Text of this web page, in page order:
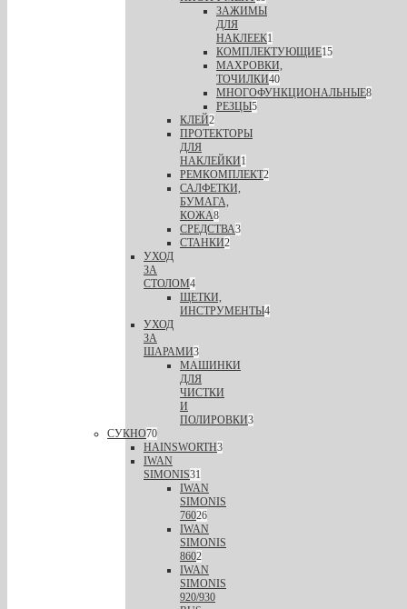
ЗАЖИМЫ
ДЛЯ
НАКЛЕЕК1
КОМПЛЕКТУЮЩИЕ15
МАХРОВКИ,
ТОЧИЛКИ40
МНОГОФУНКЦИОНАЛЬНЫЕ8
РЕЗЦЫ5
КЛЕЙ2
ПРОТЕКТОРЫ
ДЛЯ
НАКЛЕЙКИ1
РЕМКОМПЛЕКТ2
САЛФЕТКИ,
БУМАГА,
КОЖА8
СРЕДСТВА3
СТАНКИ2
УХОД
ЗА
СТОЛОМ4
ЩЕТКИ,
ИНСТРУМЕНТЫ4
УХОД
ЗА
ШАРАМИ3
МАШИНКИ
ДЛЯ
ЧИСТКИ
И
ПОЛИРОВКИ3
СУКНО70
HAINSWORTH3
IWAN
SIMONIS31
IWAN
SIMONIS
76026
IWAN
SIMONIS
8602
IWAN
SIMONIS
920/930